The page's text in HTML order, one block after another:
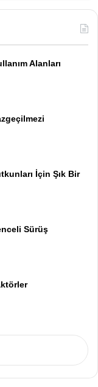
Alanları
İçin Şık Bir
Sürüş